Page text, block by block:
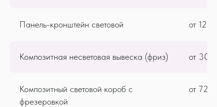
Панель-кронштейн световой от
Композитная несветовая вывеска (фриз) от
Композитный световой короб с
фрезеровкой
от